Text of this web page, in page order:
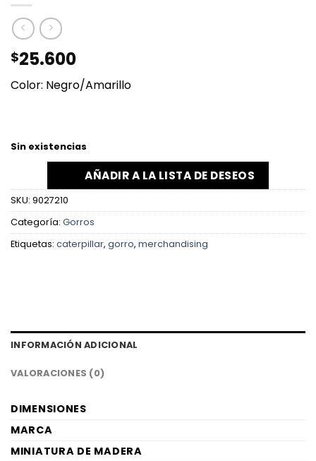
$25.600
Color: Negro/Amarillo
Sin existencias
AÑADIR A LA LISTA DE DESEOS
SKU: 9027210
Categoría: Gorros
Etiquetas: caterpillar, gorro, merchandising
INFORMACIÓN ADICIONAL
VALORACIONES (0)
DIMENSIONES
MARCA
MINIATURA DE MADERA